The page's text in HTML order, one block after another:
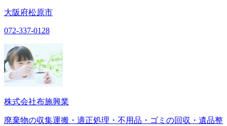
大阪府松原市
072-337-0128
株式会社布施興業
廃棄物の収集運搬・適正処理・不用品・ゴミの回収・遺品整